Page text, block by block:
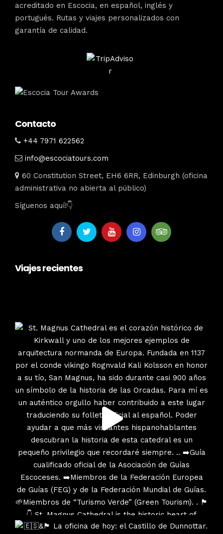
acreditado en Escocia, en español, inglés y
portugués. Rutas y viajes personalizados con
garantía de calidad.
Contacto
+44 7971 622562
info@escociatours.com
60 Constitution Street, EH6 6RR, Edinburgh (oficina
administrativa no abierta al público)
Síguenos aquí!👇
Viajes recientes